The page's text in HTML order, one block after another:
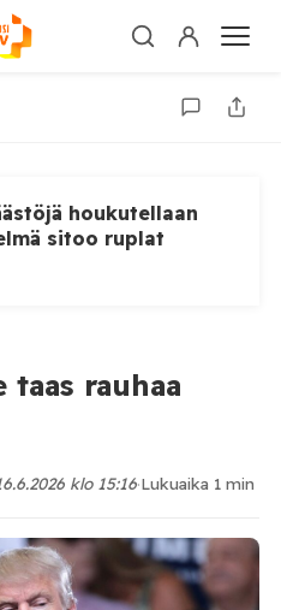
houkutellaan
sitoo ruplat
taas rauhaa
klo 15:16·Lukuaika 1 min